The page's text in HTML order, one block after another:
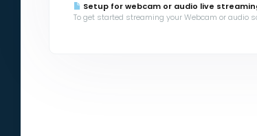
Setup for webcam or audio live
To get started streaming your Webcam or audio